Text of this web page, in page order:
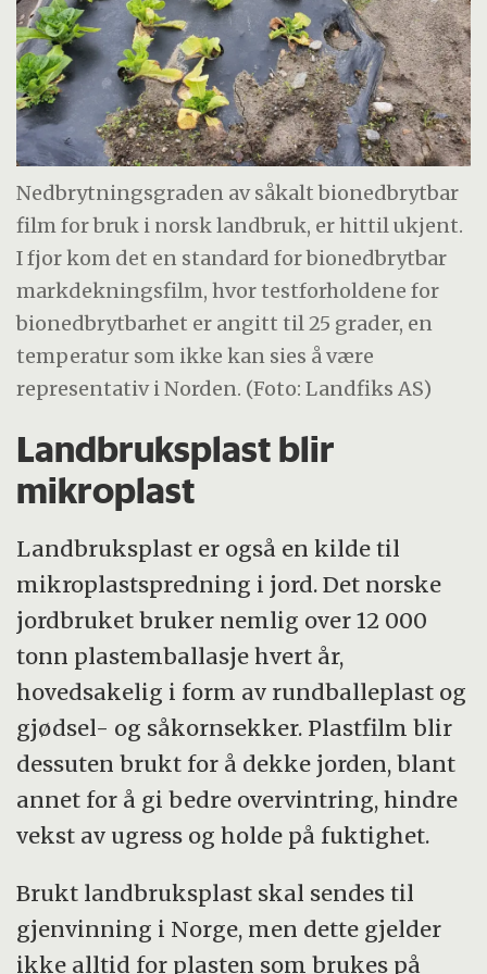
Nedbrytningsgraden av såkalt bionedbrytbar
film for bruk i norsk landbruk, er hittil ukjent.
I fjor kom det en standard for bionedbrytbar
markdekningsfilm, hvor testforholdene for
bionedbrytbarhet er angitt til 25 grader, en
temperatur som ikke kan sies å være
representativ i Norden. (Foto: Landfiks AS)
Landbruksplast blir
mikroplast
Landbruksplast er også en kilde til
mikroplastspredning i jord. Det norske
jordbruket bruker nemlig over 12 000
tonn plastemballasje hvert år,
hovedsakelig i form av rundballeplast og
gjødsel- og såkornsekker. Plastfilm blir
dessuten brukt for å dekke jorden, blant
annet for å gi bedre overvintring, hindre
vekst av ugress og holde på fuktighet.
Brukt landbruksplast skal sendes til
gjenvinning i Norge, men dette gjelder
ikke alltid for plasten som brukes på